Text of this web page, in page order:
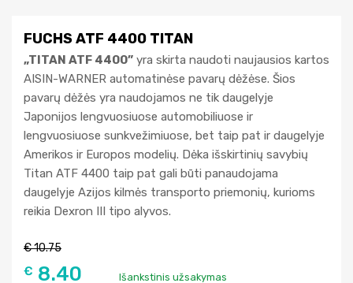
FUCHS ATF 4400 TITAN
„TITAN ATF 4400” yra skirta naudoti naujausios kartos
AISIN-WARNER automatinėse pavarų dėžėse. Šios
pavarų dėžės yra naudojamos ne tik daugelyje
Japonijos lengvuosiuose automobiliuose ir
lengvuosiuose sunkvežimiuose, bet taip pat ir daugelyje
Amerikos ir Europos modelių. Dėka išskirtinių savybių
Titan ATF 4400 taip pat gali būti panaudojama
daugelyje Azijos kilmės transporto priemonių, kurioms
reikia Dexron III tipo alyvos.
€10.75
€ 8.40 Išankstinis užsakymas